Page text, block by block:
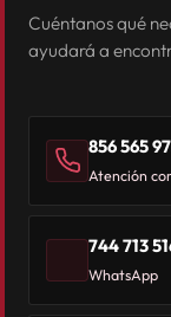
Cuéntanos qué
ayudará a
856 565
Atención
744 713
WhatsApp